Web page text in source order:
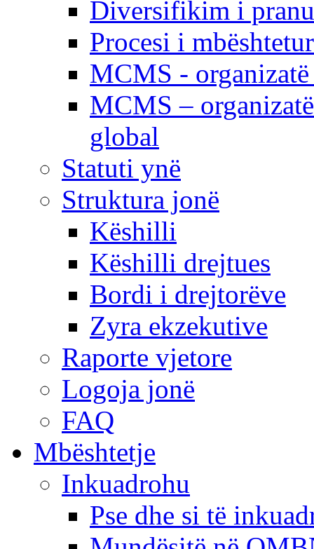
Diversifikim i
Procesi i
MCMS -
MCMS –
global
Statuti ynë
Struktura jonë
Këshilli
Këshilli drejtues
Bordi i drejtorëve
Zyra ekzekutive
Raporte vjetore
Logoja jonë
FAQ
Mbështetje
Inkuadrohu
Pse dhe si të